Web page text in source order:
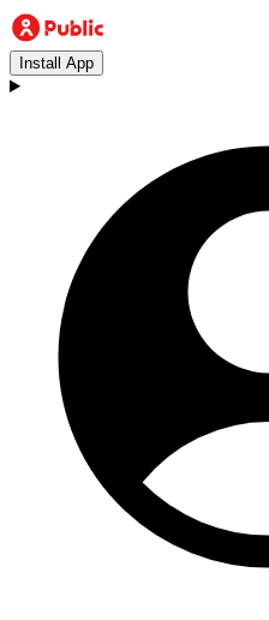
Install App